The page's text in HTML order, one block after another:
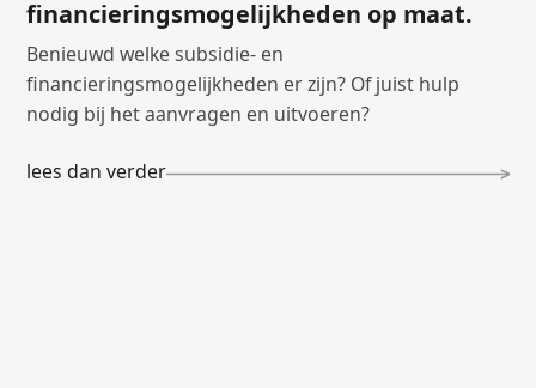
financieringsmogelijkheden op maat.
Benieuwd welke subsidie- en
financieringsmogelijkheden er zijn? Of juist hulp
nodig bij het aanvragen en uitvoeren?
lees dan verder